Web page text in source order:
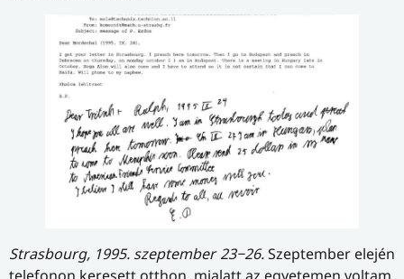
Strasbourg, 1995. szeptember 23−26.Szeptember elején